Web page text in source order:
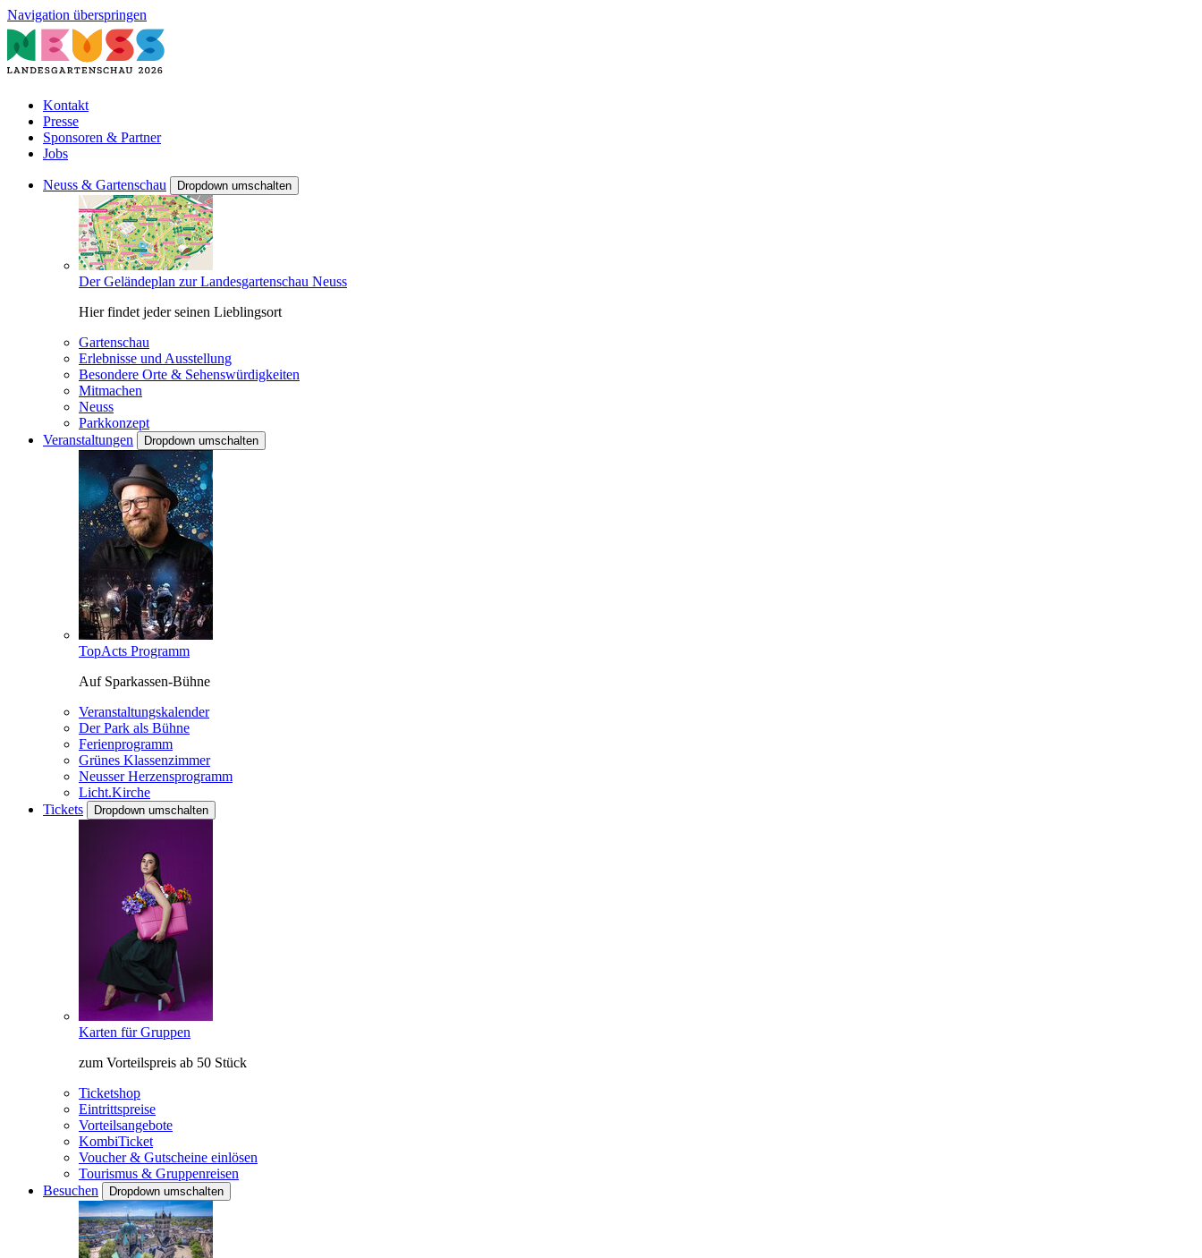
Navigation überspringen
Kontakt
Presse
Sponsoren & Partner
Jobs
Neuss & Gartenschau Dropdown umschalten
Der Geländeplan zur Landesgartenschau Neuss
Hier findet jeder seinen Lieblingsort
Gartenschau
Erlebnisse und Ausstellung
Besondere Orte & Sehenswürdigkeiten
Mitmachen
Neuss
Parkkonzept
Veranstaltungen
Dropdown umschalten
TopActs Programm
Auf Sparkassen-Bühne
Veranstaltungskalender
Der Park als Bühne
Ferienprogramm
Grünes Klassenzimmer
Neusser Herzensprogramm
Licht.Kirche
Tickets
Dropdown umschalten
Karten für Gruppen
zum Vorteilspreis ab 50 Stück
Ticketshop
Eintrittspreise
Vorteilsangebote
KombiTicket
Voucher & Gutscheine einlösen
Tourismus & Gruppenreisen
Besuchen
Dropdown umschalten